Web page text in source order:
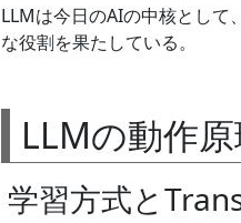
LLMは今日のAIの中核として
な役割を果たしている。
LLMの動作原
学習方式と